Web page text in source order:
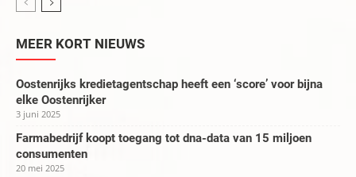
MEER KORT NIEUWS
Oostenrijks kredietagentschap heeft een ‘score’ voor bijna
elke Oostenrijker
3 juni 2025
Farmabedrijf koopt toegang tot dna-data van 15 miljoen
consumenten
20 mei 2025